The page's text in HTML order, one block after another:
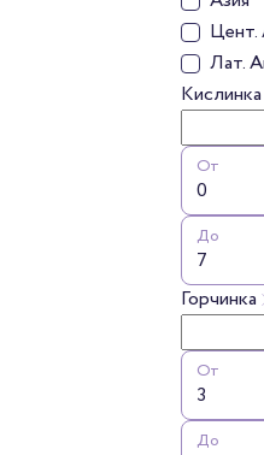
Цент.
Лат.
Кислинка
От
До
Горчинка
От
До